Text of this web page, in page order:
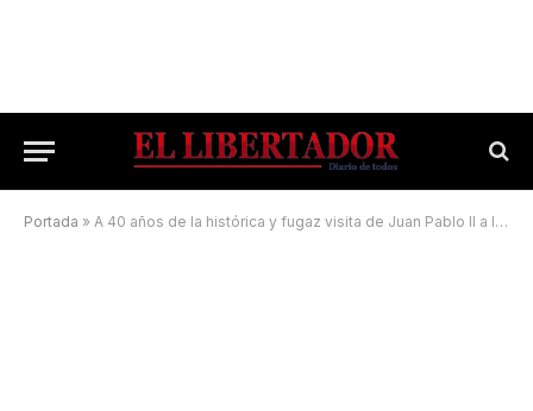
Portada » A 40 años de la histórica y fugaz visita de Juan Pablo II a la Argentina